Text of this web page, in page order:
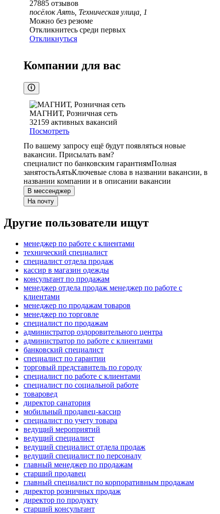
27885 отзывов
посёлок Аять, Техническая улица, 1
Можно без резюме
Откликнитесь среди первых
Откликнуться
Компании для вас
МАГНИТ, Розничная сеть
32159 активных вакансий
Посмотреть
По вашему запросу ещё будут появляться новые
вакансии. Присылать вам?
специалист по банковским гарантиямПолная
занятостьАятьКлючевые слова в названии вакансии, в
названии компании и в описании вакансии
В мессенджер
На почту
Другие пользователи ищут
менеджер по работе с клиентами
технический специалист
специалист отдела продаж
кассир в магазин одежды
консультант по продажам
менеджер отдела продаж менеджер по работе с
клиентами
менеджер по продажам товаров
менеджер по торговле
специалист по продажам
администратор оздоровительного центра
администратор по работе с клиентами
банковский специалист
специалист по гарантии
торговый представитель по городу
специалист по работе с клиентами
специалист по социальной работе
товаровед
директор санатория
мобильный продавец-кассир
специалист по учету товара
ведущий мероприятий
ведущий специалист
ведущий специалист отдела продаж
ведущий специалист по персоналу
главный менеджер по продажам
старший продавец
главный специалист по корпоративным продажам
директор розничных продаж
директор по продукту
старший консультант